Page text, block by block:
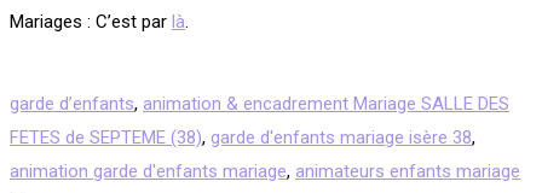
Mariages : C’est par là.
garde d’enfants, animation & encadrement Mariage SALLE DES
FETES de SEPTEME (38), garde d'enfants mariage isère 38,
animation garde d'enfants mariage, animateurs enfants mariage